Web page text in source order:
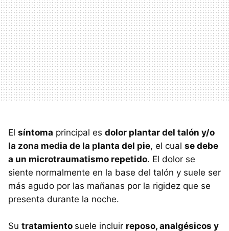
El síntoma principal es dolor plantar del talón y/o
la zona media de la planta del pie, el cual se debe
a un microtraumatismo repetido. El dolor se
siente normalmente en la base del talón y suele ser
más agudo por las mañanas por la rigidez que se
presenta durante la noche.
Su tratamiento suele incluir reposo, analgésicos y